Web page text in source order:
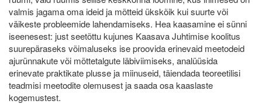
valmis jagama oma ideid ja mõtteid ükskõik kui suurte või
väikeste probleemide lahendamiseks. Hea kaasamine ei sünni
iseenesest: just seetõttu kujunes Kaasava Juhtimise koolitus
suurepäraseks võimaluseks ise proovida erinevaid meetodeid
ajurünnakute või mõttetalgute läbiviimiseks, analüüsida
erinevate praktikate plusse ja miinuseid, täiendada teoreetilisi
teadmisi meetodite olemusest ja saada osa kaaslaste
kogemustest.